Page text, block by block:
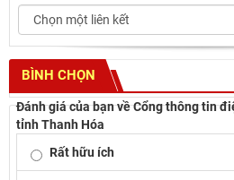
BÌNH CHỌN
Đánh giá của bạn về Cổng thông tin
tỉnh Thanh Hóa
Rất hữu ích